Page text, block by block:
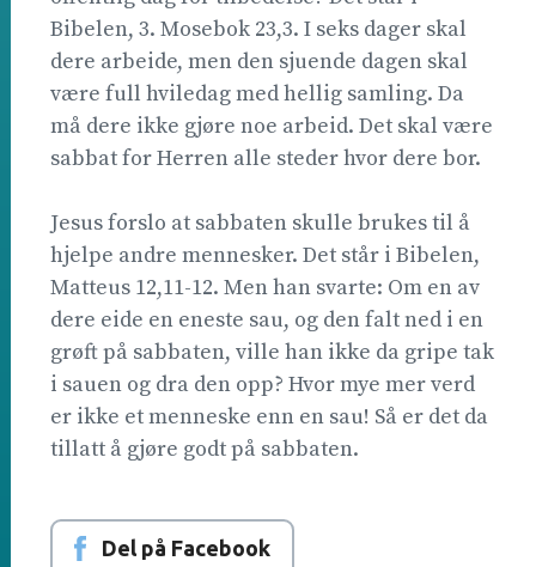
Bibelen, 3. Mosebok 23,3. I seks dager skal
dere arbeide, men den sjuende dagen skal
være full hviledag med hellig samling. Da
må dere ikke gjøre noe arbeid. Det skal være
sabbat for Herren alle steder hvor dere bor.
Jesus forslo at sabbaten skulle brukes til å
hjelpe andre mennesker. Det står i Bibelen,
Matteus 12,11-12. Men han svarte: Om en av
dere eide en eneste sau, og den falt ned i en
grøft på sabbaten, ville han ikke da gripe tak
i sauen og dra den opp? Hvor mye mer verd
er ikke et menneske enn en sau! Så er det da
tillatt å gjøre godt på sabbaten.
Del på Facebook